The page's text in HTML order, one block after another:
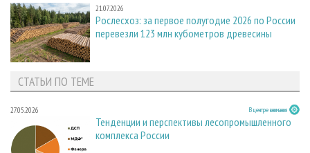
21.07.2026
Рослесхоз: за первое полугодие 2026 по России
перевезли 123 млн кубометров древесины
СТАТЬИ ПО ТЕМЕ
27.05.2026 В центре внимания
Тенденции и перспективы лесопромышленного
комплекса России